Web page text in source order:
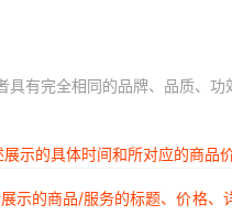
有完全相同的品牌、品质、功
示的具体时间和所对应的商品价
的商品/服务的标题、价格